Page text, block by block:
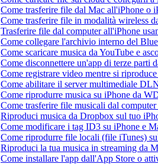
Come trasferire file dal Mac all'iPhone o
Come trasferire file in modalità wireless
Trasferire file dal computer all'iPhone
Come collegare l'archivio interno del
Come scaricare musica da YouTube e
Come disconnettere un'app di terze parti
Come registrare video mentre si
Come abilitare il server multimediale
Come riprodurre musica su iPhone da
Come trasferire file musicali dal
Riproduci musica da Dropbox sul tuo
Come modificare i tag ID3 su iPhone e
Come riprodurre file locali (file iTunes)
Riproduci la tua musica in streaming da
Come installare l'app dall'App Store o